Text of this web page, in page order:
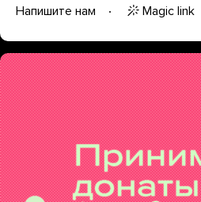
Напишите нам
Magic link